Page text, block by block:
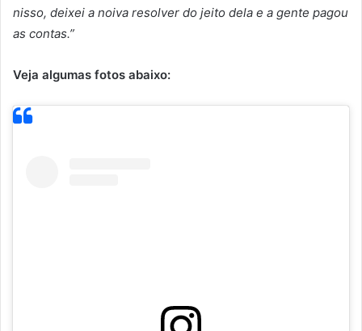
nisso, deixei a noiva resolver do jeito dela e a gente pagou
as contas.”
Veja algumas fotos abaixo: